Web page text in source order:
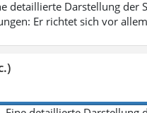
detaillierte Darstellung der
Er richtet sich vor